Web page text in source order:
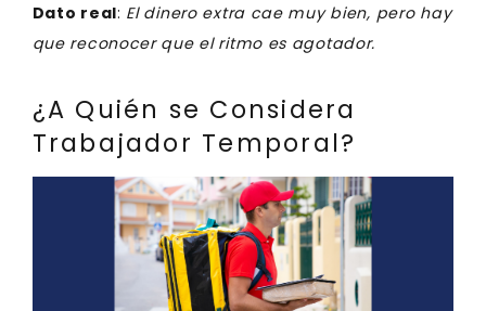
Dato real: El dinero extra cae muy bien, pero hay
que reconocer que el ritmo es agotador.
¿A Quién se Considera
Trabajador Temporal?